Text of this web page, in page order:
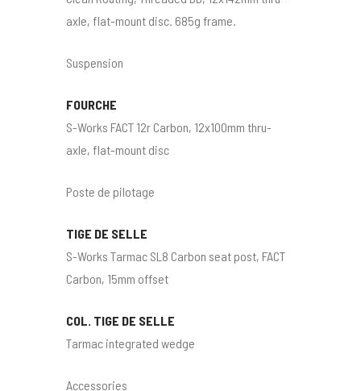
axle, flat-mount disc. 685g frame.
Suspension
FOURCHE
S-Works FACT 12r Carbon, 12x100mm thru-
axle, flat-mount disc
Poste de pilotage
TIGE DE SELLE
S-Works Tarmac SL8 Carbon seat post, FACT
Carbon, 15mm offset
COL. TIGE DE SELLE
Tarmac integrated wedge
Accessories